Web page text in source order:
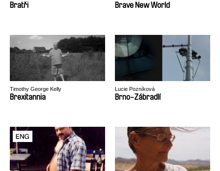
Bratři Brave New World
Timothy George Kelly
Brexitannia
Lucie Pozníková
Brno-Zábradlí